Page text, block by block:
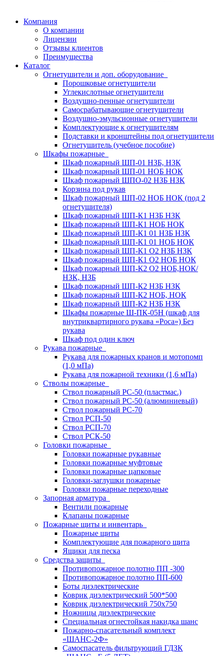
Компания
О компании
Лицензии
Отзывы клиентов
Преимущества
Каталог
Огнетушители и доп. оборудование
Порошковые огнетушители
Углекислотные огнетушители
Воздушно-пенные огнетушители
Самосрабатывающие огнетушители
Воздушно-эмульсионные огнетушители
Комплектующие к огнетушителям
Подставки и кронштейны под огнетушители
Огнетушитель (учебное пособие)
Шкафы пожарные
Шкаф пожарный ШП-01 НЗБ, НЗК
Шкаф пожарный ШП-01 НОБ НОК
Шкаф пожарный ШПО-02 НЗБ НЗК
Корзина под рукав
Шкаф пожарный ШП-02 НОБ НОК (под 2
огнетушителя)
Шкаф пожарный ШП-К1 НЗБ НЗК
Шкаф пожарный ШП-К1 НОБ НОК
Шкаф пожарный ШП-К1 01 НЗБ НЗК
Шкаф пожарный ШП-К1 01 НОБ НОК
Шкаф пожарный ШП-К1 О2 НЗБ НЗК
Шкаф пожарный ШП-К1 О2 НОБ НОК
Шкаф пожарный ШП-К2 О2 НОБ,НОК/
НЗК, НЗБ
Шкаф пожарный ШП-К2 НЗБ НЗК
Шкаф пожарный ШП-К2 НОБ, НОК
Шкаф пожарный ШП-К2 НЗБ НЗК
Шкафы пожарные Ш-ПК-05Н (шкаф для
внутриквартирного рукава «Роса») Без
рукава
Шкаф под один ключ
Рукава пожарные
Рукава для пожарных кранов и мотопомп
(1,0 мПа)
Рукава для пожарной техники (1,6 мПа)
Стволы пожарные
Ствол пожарный РС-50 (пластмас.)
Ствол пожарный РС-50 (алюминиевый)
Ствол пожарный РС-70
Ствол РСП-50
Ствол РСП-70
Ствол РСК-50
Головки пожарные
Головки пожарные рукавные
Головки пожарные муфтовые
Головки пожарные цапковые
Головки-заглушки пожарные
Головки пожарные переходные
Запорная арматура
Вентили пожарные
Клапаны пожарные
Пожарные щиты и инвентарь
Пожарные щиты
Комплектующие для пожарного щита
Ящики для песка
Средства защиты
Противопожарное полотно ПП -300
Противопожарное полотно ПП-600
Боты диэлектрические
Коврик диэлектрический 500*500
Коврик диэлектрический 750х750
Ножницы диэлектрические
Специальная огнестойкая накидка шанс
Пожарно-спасательный комплект
«ШАНС-2Ф»
Самоспасатель фильтрующий ГДЗК